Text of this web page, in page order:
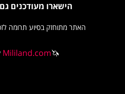
הישארו מעודכנים גם
האתר מתוחזק בסיוע תרומה לזכרו
byMililand.com